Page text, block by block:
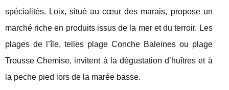
spécialités. Loix, situé au cœur des marais, propose un
marché riche en produits issus de la mer et du terroir. Les
plages de l’île, telles plage Conche Baleines ou plage
Trousse Chemise, invitent à la dégustation d’huîtres et à
la peche pied lors de la marée basse.